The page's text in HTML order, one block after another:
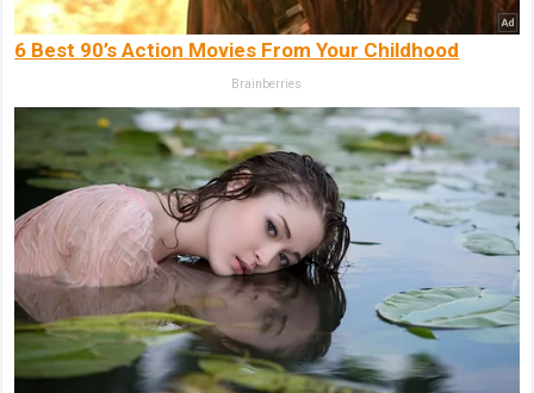
6 Best 90’s Action Movies From Your Childhood
Brainberries